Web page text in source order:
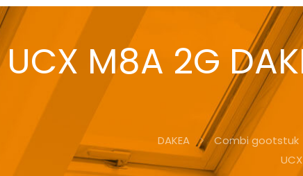
UCX M8A 2G
DAKEA Combi gootstuk